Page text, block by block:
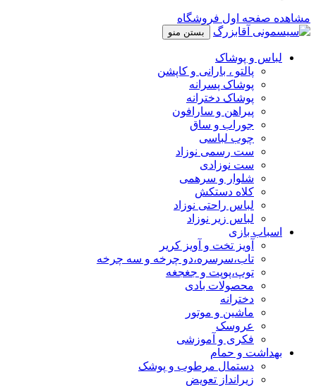
مشاهده صفحه اول فروشگاه
بستن منو
لباس و پوشاک
پالتو ، بارانی و کاپشن
پوشاک پسرانه
پوشاک دخترانه
پیراهن و سارافون
جوراب و ساق
چوب لباسی
ست رسمی نوزاد
ست نوزادی
شلوار و سرهمی
کلاه دستکش
لباس راحتی نوزاد
لباس زیر نوزاد
اسباب بازی
آویز تخت و آویز کریر
تاب،سرسره،دو چرخه و سه چرخه
توپ،پوپت و جغجغه
محصولات بادی
دخترانه
ماشین و موتور
عروسک
فکری و آموزشی
بهداشت و حمام
دستمال مرطوب و پوشک
زیرانداز تعویض